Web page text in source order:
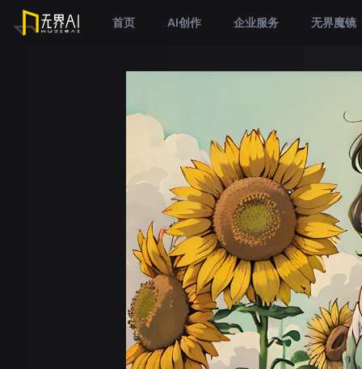
首页 AI创作 企业服务 无界魔镜